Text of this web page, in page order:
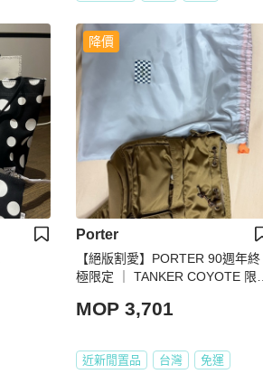
降價
Porter
【絕版割愛】PORTER 90週年終
極限定 ｜ TANKER COYOTE 限量
MOP 3,701
近新閒置品 台灣 免運